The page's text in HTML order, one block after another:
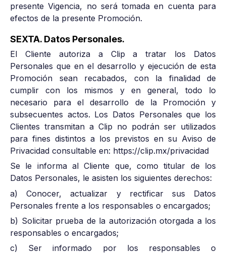
presente Vigencia, no será tomada en cuenta para
efectos de la presente Promoción.
SEXTA. Datos Personales.
El Cliente autoriza a Clip a tratar los Datos
Personales que en el desarrollo y ejecución de esta
Promoción sean recabados, con la finalidad de
cumplir con los mismos y en general, todo lo
necesario para el desarrollo de la Promoción y
subsecuentes actos. Los Datos Personales que los
Clientes transmitan a Clip no podrán ser utilizados
para fines distintos a los previstos en su Aviso de
Privacidad consultable en: https://clip.mx/privacidad
Se le informa al Cliente que, como titular de los
Datos Personales, le asisten los siguientes derechos:
a) Conocer, actualizar y rectificar sus Datos
Personales frente a los responsables o encargados;
b) Solicitar prueba de la autorización otorgada a los
responsables o encargados;
c) Ser informado por los responsables o